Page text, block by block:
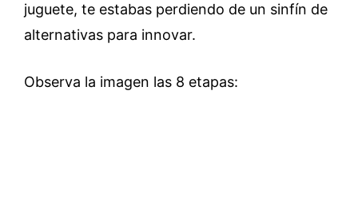
juguete, te estabas perdiendo de un sinfín de
alternativas para innovar.
Observa la imagen las 8 etapas: